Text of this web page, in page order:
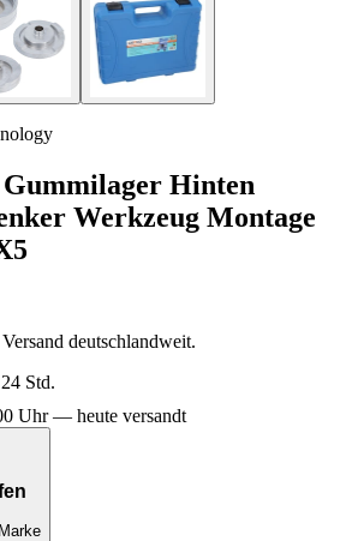
Gummilager Hinten
Werkzeug Montage
deutschlandweit.
Std.
Uhr — heute versandt